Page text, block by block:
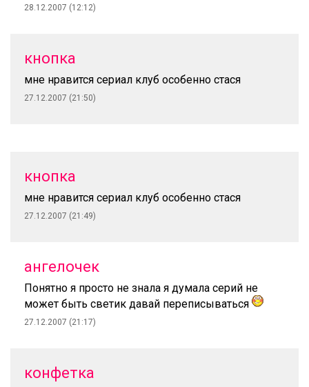
28.12.2007 (12:12)
кнопка
мне нравится сериал клуб особенно стася
27.12.2007 (21:50)
кнопка
мне нравится сериал клуб особенно стася
27.12.2007 (21:49)
ангелочек
Понятно я просто не знала я думала серий не
может быть светик давай переписываться
27.12.2007 (21:17)
конфетка